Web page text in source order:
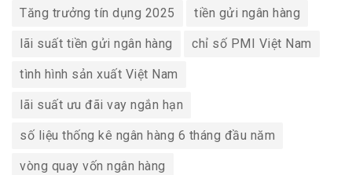
Tăng trưởng tín dụng 2025 tiền gửi ngân hàng
lãi suất tiền gửi ngân hàng chỉ số PMI Việt Nam
tình hình sản xuất Việt Nam
lãi suất ưu đãi vay ngắn hạn
số liệu thống kê ngân hàng 6 tháng đầu năm
vòng quay vốn ngân hàng